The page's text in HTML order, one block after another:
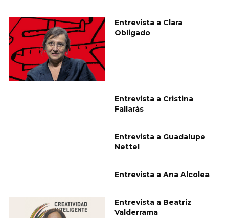
Entrevista a Clara
Obligado
Entrevista a Cristina
Fallarás
Entrevista a Guadalupe
Nettel
Entrevista a Ana Alcolea
Entrevista a Beatriz
Valderrama